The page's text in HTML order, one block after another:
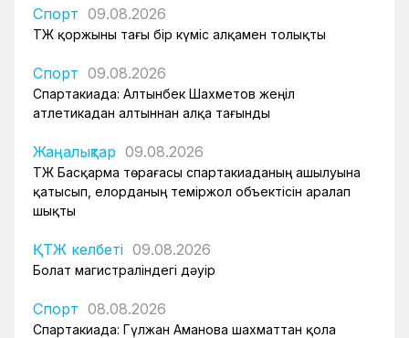
Спорт 09.08.2026
ҚТЖ қоржыны тағы бір күміс алқамен толықты
Спорт 09.08.2026
Спартакиада: Алтынбек Шахметов жеңіл
атлетикадан алтыннан алқа тағынды
Жаңалықтар 09.08.2026
ҚТЖ Басқарма төрағасы спартакиаданың ашылуына
қатысып, елорданың теміржол объектісін аралап
шықты
ҚТЖ келбеті 09.08.2026
Болат магистраліндегі дәуір
Спорт 08.08.2026
Спартакиада: Гүлжан Аманова шахматтан қола